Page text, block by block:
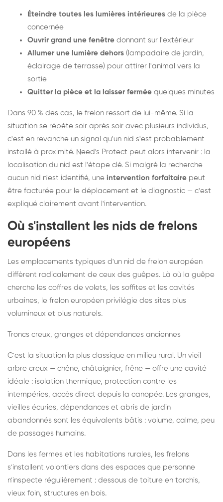
Éteindre toutes les lumières intérieures de la pièce
concernée
Ouvrir grand une fenêtre donnant sur l'extérieur
Allumer une lumière dehors (lampadaire de jardin,
éclairage de terrasse) pour attirer l'animal vers la
sortie
Quitter la pièce et la laisser fermée quelques minutes
Dans 90 % des cas, le frelon ressort de lui-même. Si la
situation se répète soir après soir avec plusieurs individus,
c'est en revanche un signal qu'un nid s'est probablement
installé à proximité. Need's Protect peut alors intervenir : la
localisation du nid est l'étape clé. Si malgré la recherche
aucun nid n'est identifié, une intervention forfaitaire peut
être facturée pour le déplacement et le diagnostic — c'est
expliqué clairement avant l'intervention.
Où s'installent les nids de frelons
européens
Les emplacements typiques d'un nid de frelon européen
diffèrent radicalement de ceux des guêpes. Là où la guêpe
cherche les coffres de volets, les soffites et les cavités
urbaines, le frelon européen privilégie des sites plus
volumineux et plus naturels.
Troncs creux, granges et dépendances anciennes
C'est la situation la plus classique en milieu rural. Un vieil
arbre creux — chêne, châtaignier, frêne — offre une cavité
idéale : isolation thermique, protection contre les
intempéries, accès direct depuis la canopée. Les granges,
vieilles écuries, dépendances et abris de jardin
abandonnés sont les équivalents bâtis : volume, calme, peu
de passages humains.
Dans les fermes et les habitations rurales, les frelons
s'installent volontiers dans des espaces que personne
n'inspecte régulièrement : dessous de toiture en torchis,
vieux foin, structures en bois.